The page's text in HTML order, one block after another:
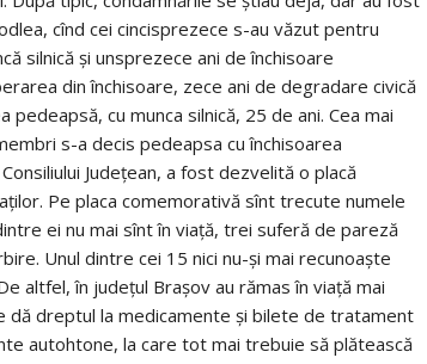
cînd cei cincisprezece s-au văzut pentru
silnică şi unsprezece ani de închisoare
din închisoare, zece ani de degradare civică
cu munca silnică, 25 de ani. Cea mai
s-a decis pedeapsa cu închisoarea
Judeţean, a fost dezvelită o placă
Pe placa comemorativă sînt trecute numele
ei nu mai sînt în viaţă, trei suferă de pareză
Unul dintre cei 15 nici nu-şi mai recunoaşte
altfel, în judeţul Braşov au rămas în viaţă mai
dă dreptul la medicamente şi bilete de tratament
autohtone, la care tot mai trebuie să plătească